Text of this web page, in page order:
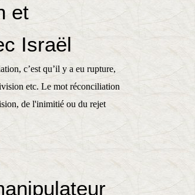
et
Israël
c’est qu’il y a eu rupture,
etc. Le mot réconciliation
de l'inimitié ou du rejet